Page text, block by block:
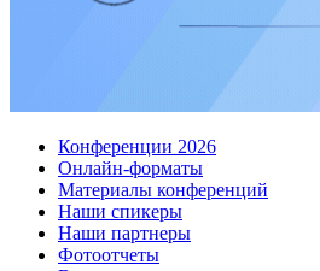
Конференции 2026
Онлайн-форматы
Материалы конференций
Наши спикеры
Наши партнеры
Фотоотчеты